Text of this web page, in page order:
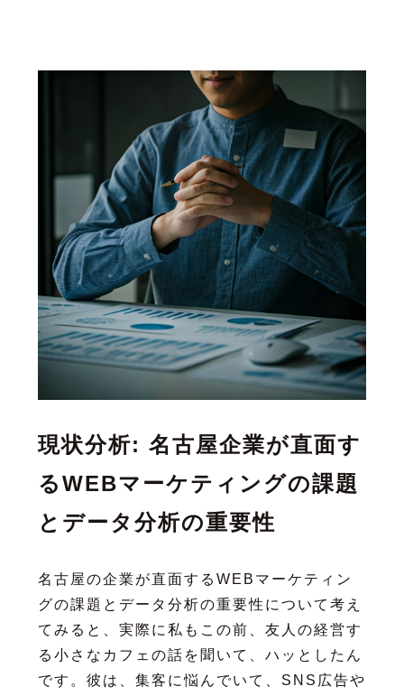
現状分析: 名古屋企業が直面す
るWEBマーケティングの課題
とデータ分析の重要性
名古屋の企業が直面するWEBマーケティン
グの課題とデータ分析の重要性について考え
てみると、実際に私もこの前、友人の経営す
る小さなカフェの話を聞いて、ハッとしたん
です。彼は、集客に悩んでいて、SNS広告や